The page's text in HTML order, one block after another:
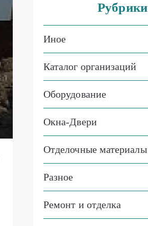
Рубрики
Иное
Каталог организаций
Оборудование
Окна-Двери
Отделочные материалы
Разное
Ремонт и отделка